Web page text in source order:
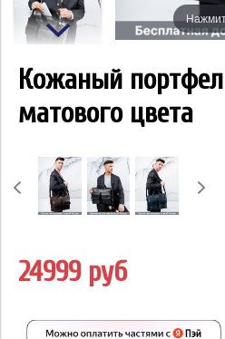
Кожаный
матового цвета
24999 руб